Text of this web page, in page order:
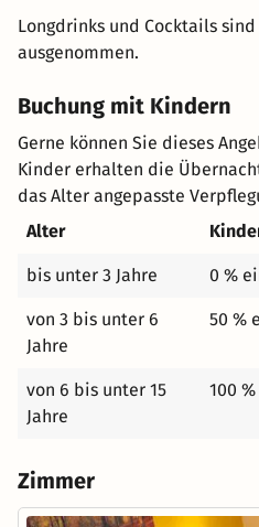
Longdrinks und Cocktails
ausgenommen.
Buchung mit Kindern
Gerne können Sie dieses
Kinder erhalten die
das Alter angepasste
Alter
bis unter 3 Jahre 0 %
von 3 bis unter 6
Jahre
50 %
von 6 bis unter 15
Jahre
100
Zimmer